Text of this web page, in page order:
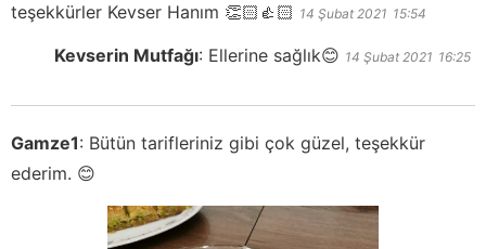
teşekkürler Kevser Hanım 👏🏻👍🏻 14 Şubat 2021 15:54
Kevserin Mutfağı: Ellerine sağlık😊 14 Şubat 2021 16:25
Gamze1: Bütün tarifleriniz gibi çok güzel, teşekkür
ederim. 😊